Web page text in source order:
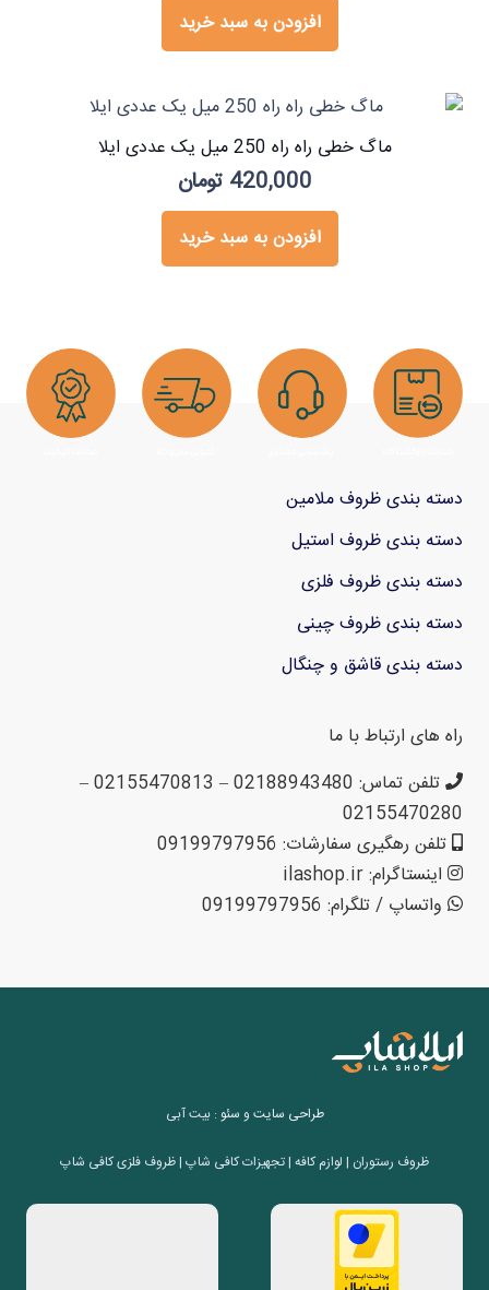
افزودن به سبد خرید
ماگ خطی راه راه 250 میل یک عددی ایلا
420,000 تومان
افزودن به سبد خرید
دسته بندی ظروف ملامین
دسته بندی ظروف استیل
دسته بندی ظروف فلزی
دسته بندی ظروف چینی
دسته بندی قاشق و چنگال
راه های ارتباط با ما
تلفن تماس: 02188943480 – 02155470813 –
02155470280
تلفن رهگیری سفارشات: 09199797956
اینستاگرام: ilashop.ir
واتساپ / تلگرام: 09199797956
طراحی سایت و سئو : بیت آبی
ظروف رستوران | لوازم کافه | تجهیزات کافی شاپ | ظروف فلزی کافی شاپ